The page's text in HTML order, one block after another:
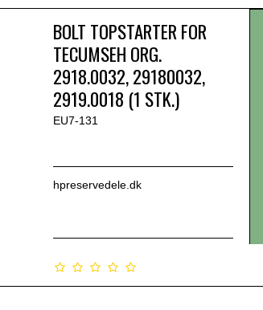
BOLT TOPSTARTER FOR
TECUMSEH ORG.
2918.0032, 29180032,
2919.0018 (1 STK.)
EU7-131
hpreservedele.dk